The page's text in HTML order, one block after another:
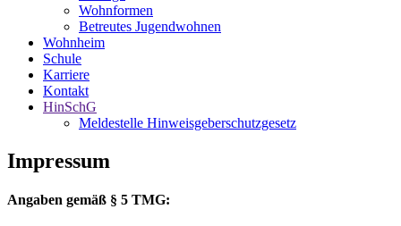
Wohnformen
Betreutes Jugendwohnen
Wohnheim
Schule
Karriere
Kontakt
HinSchG
Meldestelle Hinweisgeberschutzgesetz
Impressum
Angaben gemäß § 5 TMG: